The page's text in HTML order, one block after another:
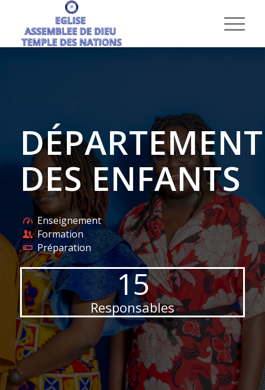
DÉPARTEMENT
DES ENFANTS
Enseignement
Formation
Préparation
15
Responsables